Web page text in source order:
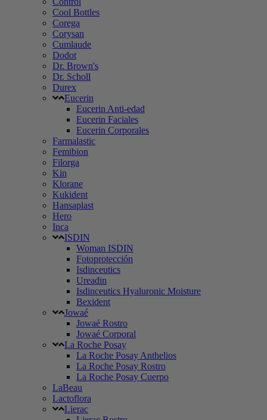
Cool Bottles
Corega
Corysan
Cumlaude
Dodot
Dr. Brown's
Dr. Scholl
Durex
Eucerin
Eucerin Anti-edad
Eucerin Faciales
Eucerin Corporales
Farmalastic
Femibion
Filorga
Kin
Klorane
Kukident
Hansaplast
Hero
Inca
ISDIN
Woman ISDIN
Fotoprotección
Isdinceutics
Ureadin
Isdinceutics Hyaluronic Moisture
Bexident
Jowaé
Jowaé Rostro
Jowaé Corporal
La Roche Posay
La Roche Posay Anthelios
La Roche Posay Rostro
La Roche Posay Cuerpo
LaBeau
Lactoflora
Lierac